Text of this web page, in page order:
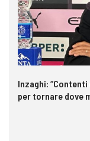
Inzaghi:
per tornare dove